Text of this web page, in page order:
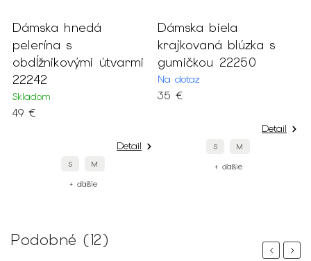
Dámska hnedá
pelerína s
obdĺžnikovými útvarmi
22242
Skladom
49 €
Detail
S M
+ ďalšie
Dámska biela
krajkovaná blúzka s
gumičkou 22250
Na dotaz
35 €
Detail
S M
+ ďalšie
Podobné (12)
PreviousNext